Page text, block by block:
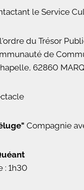
le Service
du Trésor
de
62860
Compagnie
: 1h30